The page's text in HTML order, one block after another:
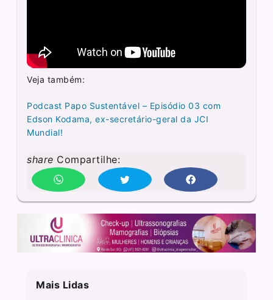
Veja também:
Podcast Papo Sustentável – Episódio 03 com
Edson Kodama, ex-secretário-geral da JCI
Mundial!
share Compartilhe:
Mais Lidas